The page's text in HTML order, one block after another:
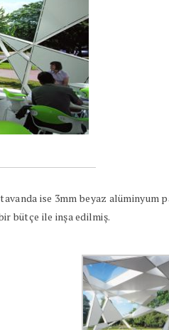
ise 3mm beyaz alüminyum
bütçe ile inşa edilmiş.